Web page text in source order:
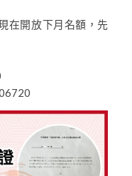
在開放下月名額，先